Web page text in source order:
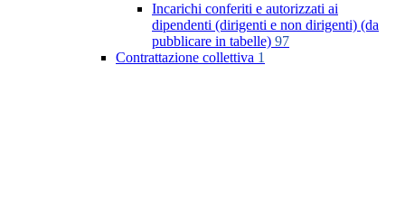
Incarichi conferiti e autorizzati ai
dipendenti (dirigenti e non dirigenti) (da
pubblicare in tabelle) 97
Contrattazione collettiva 1